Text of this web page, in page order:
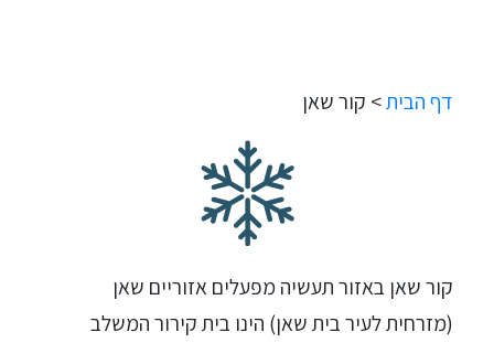
דף הבית> קור שאן
קור שאן באזור תעשיה מפעלים אזוריים שאן
(מזרחית לעיר בית שאן) הינו בית קירור המשלב